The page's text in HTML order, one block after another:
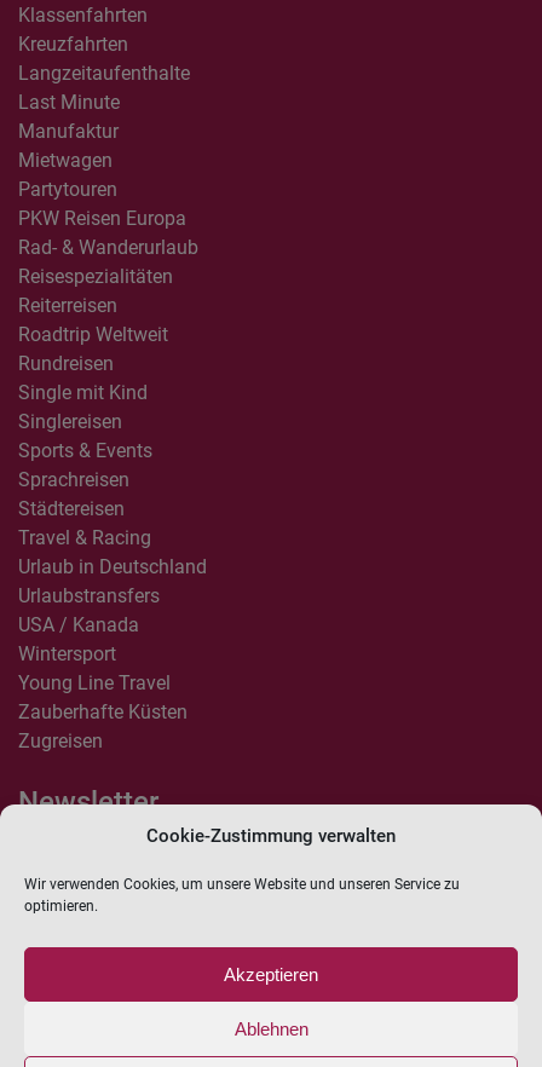
Cookie-Zustimmung verwalten
Wir verwenden Cookies, um unsere Website und unseren Service zu
optimieren.
Akzeptieren
Ablehnen
Klassenfahrten
Kreuzfahrten
Langzeitaufenthalte
Last Minute
Manufaktur
Mietwagen
Partytouren
PKW Reisen Europa
Rad- & Wanderurlaub
Reisespezialitäten
Reiterreisen
Roadtrip Weltweit
Rundreisen
Single mit Kind
Singlereisen
Sports & Events
Sprachreisen
Städtereisen
Travel & Racing
Urlaub in Deutschland
Urlaubstransfers
USA / Kanada
Wintersport
Young Line Travel
Zauberhafte Küsten
Zugreisen
Newsletter
Hiermit erkläre ich mich einverstanden, dass LIPPKAU Reisebüro mich
Beiträge informieren darf. Diese Einwilligung kann ich jederzeit
widerrufen. Weitere Hinweise zur Nutzung der Empfängerdaten finden